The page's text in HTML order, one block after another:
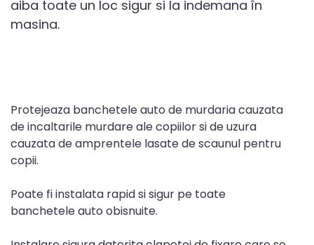
aiba toate un loc sigur si la indemana în
masina.
Protejeaza banchetele auto de murdaria cauzata
de incaltarile murdare ale copiilor si de uzura
cauzata de amprentele lasate de scaunul pentru
copii.
Poate fi instalata rapid si sigur pe toate
banchetele auto obisnuite.